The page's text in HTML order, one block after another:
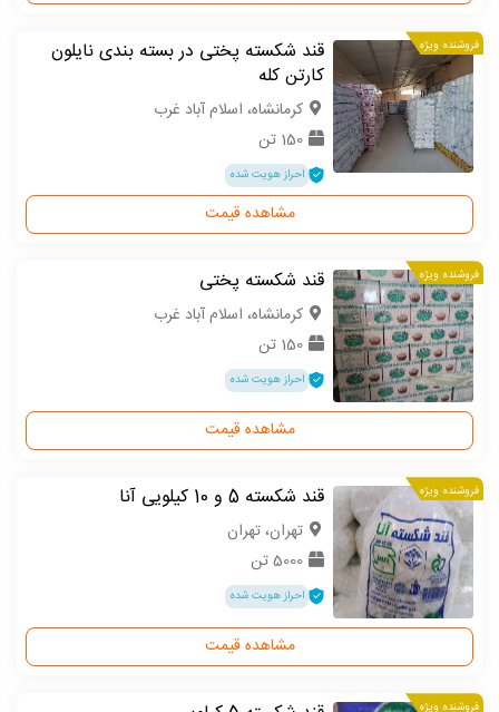
فروشنده ویژه
قند شکسته پختی در بسته بندی نایلون
کارتن کله
كرمانشاه، اسلام آباد غرب
150 تن
احراز هویت شده
مشاهده قیمت
فروشنده ویژه قند شکسته پختی
كرمانشاه، اسلام آباد غرب
150 تن
احراز هویت شده
مشاهده قیمت
فروشنده ویژه قند شکسته 5 و 10 کیلویی آنا
تهران، تهران
5000 تن
احراز هویت شده
مشاهده قیمت
فروشنده ویژه